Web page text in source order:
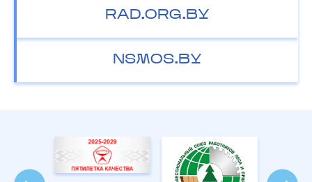
RAD.ORG.BY
NSMOS.BY